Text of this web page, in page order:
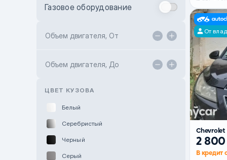
Toyota Kokshetau
Hyundai ShymCity
Газовое оборудование
Объем двигателя, От
Объем двигателя, До
ЦВЕТ КУЗОВА
Белый
Серебристый
Черный
Серый
От
Chevrolet
2
В кредит